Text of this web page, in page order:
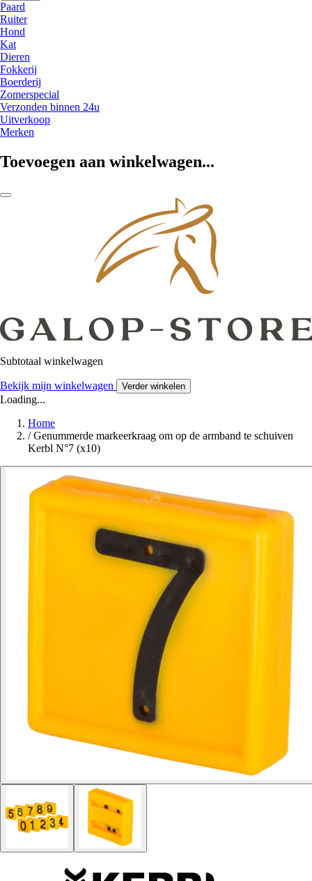
Paard
Ruiter
Hond
Kat
Dieren
Fokkerij
Boerderij
Zomerspecial
Verzonden binnen 24u
Uitverkoop
Merken
Toevoegen aan winkelwagen...
Subtotaal winkelwagen
Bekijk mijn winkelwagen Verder winkelen
Loading...
Home
/ Genummerde markeerkraag om op de armband te schuiven
Kerbl N°7 (x10)